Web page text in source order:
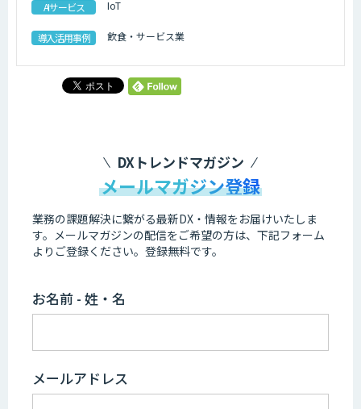
AIサービス IoT
導入活用事例 飲食・サービス業
DXトレンドマガジン
メールマガジン登録
業務の課題解決に繋がる最新DX・情報をお届けいたしま
す。 メールマガジンの配信をご希望の方は、下記フォーム
よりご登録ください。登録無料です。
お名前 - 姓・名
メールアドレス